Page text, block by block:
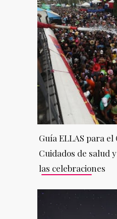
Guía ELLAS para el
Cuidados de salud
las celebraciones